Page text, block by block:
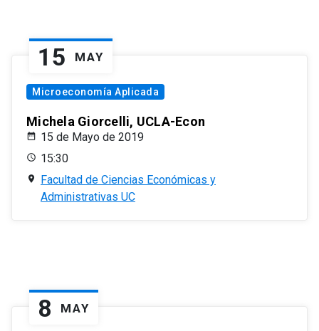
15 MAY
Microeconomía Aplicada
Michela Giorcelli, UCLA-Econ
15 de Mayo de 2019
15:30
Facultad de Ciencias Económicas y
Administrativas UC
8 MAY